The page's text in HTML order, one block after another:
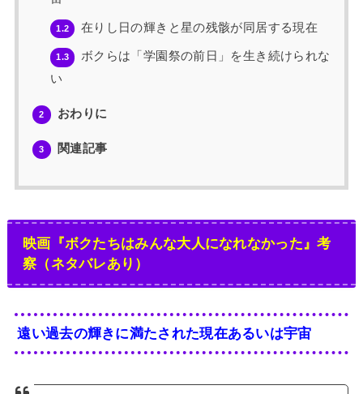
1.2 在りし日の輝きと星の残骸が同居する現在
1.3
ボクらは「学園祭の前日」を生き続けられな
い
2 おわりに
3 関連記事
映画『ボクたちはみんな大人になれなかった』考
察（ネタバレあり）
遠い過去の輝きに満たされた現在あるいは宇宙